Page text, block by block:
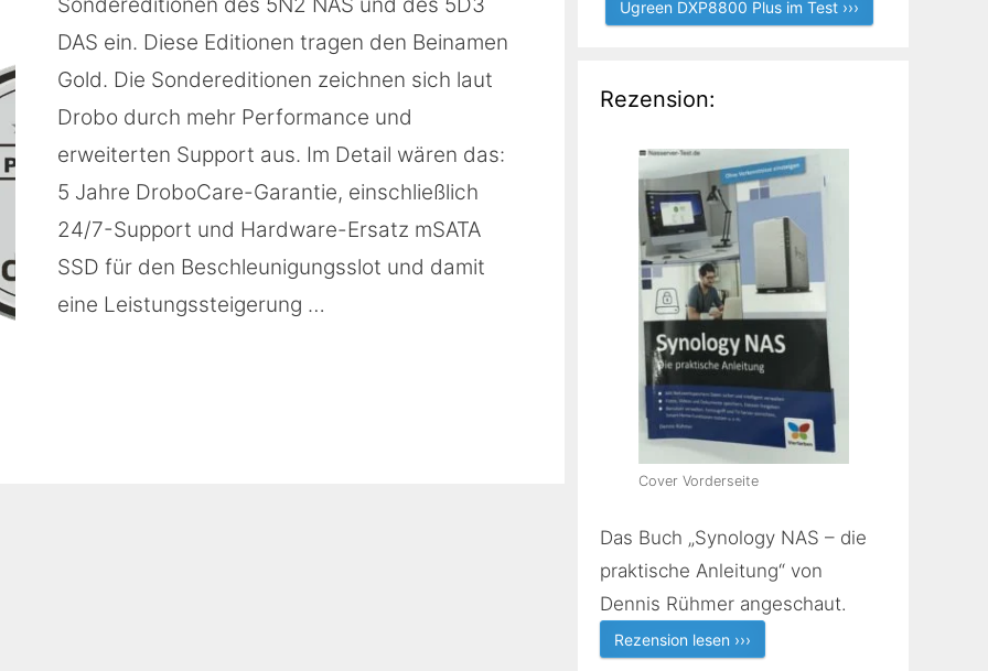
Sondereditionen des 5N2 NAS und des 5D3
DAS ein. Diese Editionen tragen den Beinamen
Gold. Die Sondereditionen zeichnen sich laut
Drobo durch mehr Performance und
erweiterten Support aus. Im Detail wären das:
5 Jahre DroboCare-Garantie, einschließlich
24/7-Support und Hardware-Ersatz mSATA
SSD für den Beschleunigungsslot und damit
eine Leistungssteigerung …
Ugreen DXP8800 Plus im Test ›››
Rezension:
Cover Vorderseite
Das Buch „Synology NAS – die
praktische Anleitung“ von
Dennis Rühmer angeschaut.
Rezension lesen ›››